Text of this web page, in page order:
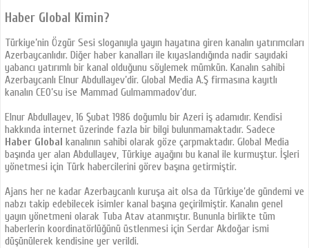
Haber Global Kimin?
Türkiye’nin Özgür Sesi sloganıyla yayın hayatına giren kanalın yatırımcıları
Azerbaycanlıdır. Diğer haber kanalları ile kıyaslandığında nadir sayıdaki
yabancı yatırımlı bir kanal olduğunu söylemek mümkün. Kanalın sahibi
Azerbaycanlı Elnur Abdullayev’dir. Global Media A.Ş firmasına kayıtlı
kanalın CEO’su ise Mammad Gulmammadov’dur.
Elnur Abdullayev, 16 Şubat 1986 doğumlu bir Azeri iş adamıdır. Kendisi
hakkında internet üzerinde fazla bir bilgi bulunmamaktadır. Sadece
Haber Global kanalının sahibi olarak göze çarpmaktadır. Global Media
başında yer alan Abdullayev, Türkiye ayağını bu kanal ile kurmuştur. İşleri
yönetmesi için Türk habercilerini görev başına getirmiştir.
Ajans her ne kadar Azerbaycanlı kuruşa ait olsa da Türkiye’de gündemi ve
nabzı takip edebilecek isimler kanal başına geçirilmiştir. Kanalın genel
yayın yönetmeni olarak Tuba Atav atanmıştır. Bununla birlikte tüm
haberlerin koordinatörlüğünü üstlenmesi için Serdar Akdoğar ismi
düşünülerek kendisine yer verildi.